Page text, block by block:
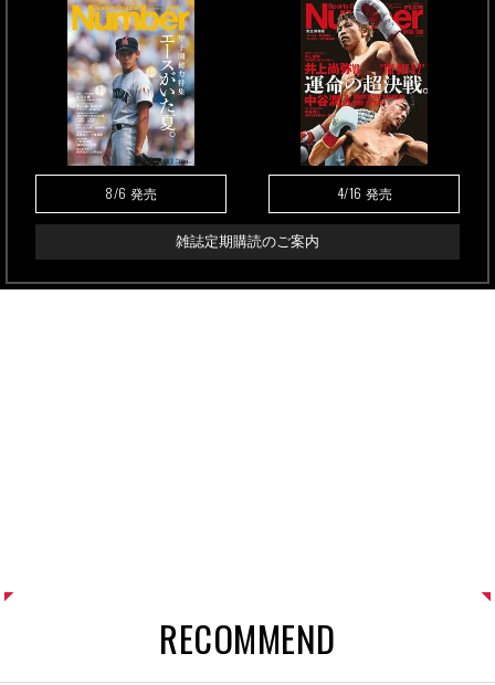
8/6 発売 4/16 発売
雑誌定期購読のご案内
RECOMMEND